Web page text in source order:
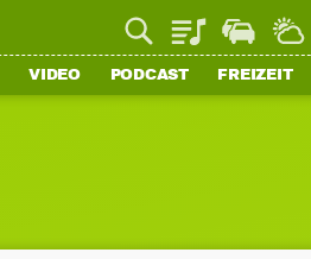
PlaylistStaupilot
VIDEO PODCAST FREIZEIT